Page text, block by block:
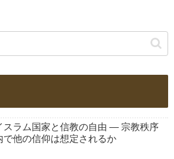
スラム国家と信教の自由 ― 宗教秩序
で他の信仰は想定されるか